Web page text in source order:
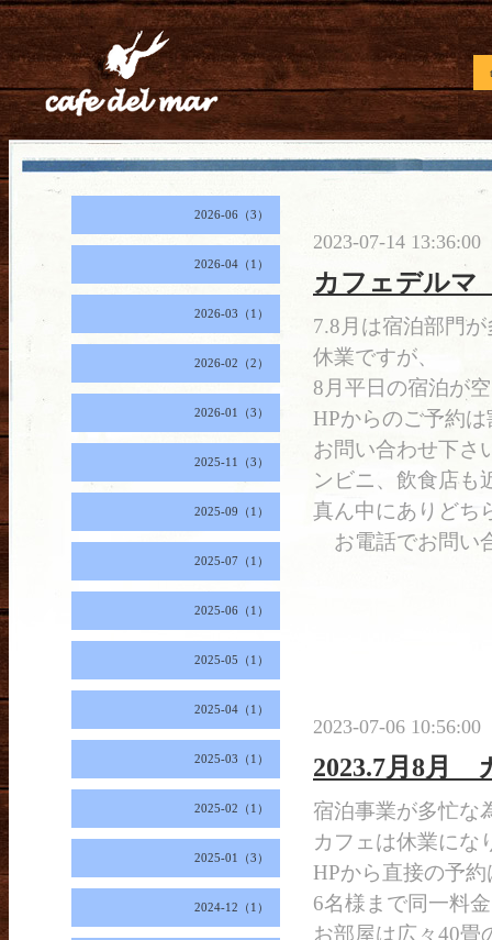
2026-06（3）
2026-04（1）
2026-03（1）
2026-02（2）
2026-01（3）
2025-11（3）
2025-09（1）
2025-07（1）
2025-06（1）
2025-05（1）
2025-04（1）
2025-03（1）
2025-02（1）
2025-01（3）
2024-12（1）
2023-07-14 13:36:00
カフェデル
7.8月は宿泊部門
休業ですが、
8月平日の宿泊が
HPからのご予約
お問い合わせ下さ
ンビニ、飲食店も
真ん中にありどち
お電話でお問い
2023-07-06 10:56:00
2023.7月8月
宿泊事業が多忙な
カフェは休業にな
HPから直接の予
6名様まで同一料
お部屋は広々40畳